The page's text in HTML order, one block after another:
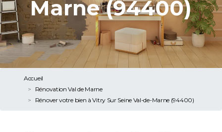
Marne (94400)
Accueil
Rénovation Val de Marne
Rénover votre bien à Vitry Sur Seine Val-de-Marne (94400)